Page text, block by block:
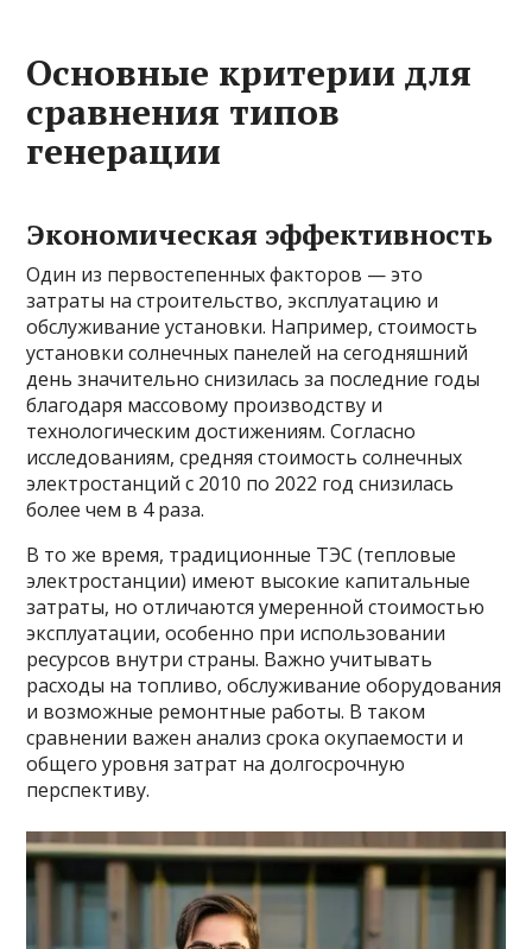
Основные критерии для
сравнения типов
генерации
Экономическая эффективность
Один из первостепенных факторов — это
затраты на строительство, эксплуатацию и
обслуживание установки. Например, стоимость
установки солнечных панелей на сегодняшний
день значительно снизилась за последние годы
благодаря массовому производству и
технологическим достижениям. Согласно
исследованиям, средняя стоимость солнечных
электростанций с 2010 по 2022 год снизилась
более чем в 4 раза.
В то же время, традиционные ТЭС (тепловые
электростанции) имеют высокие капитальные
затраты, но отличаются умеренной стоимостью
эксплуатации, особенно при использовании
ресурсов внутри страны. Важно учитывать
расходы на топливо, обслуживание оборудования
и возможные ремонтные работы. В таком
сравнении важен анализ срока окупаемости и
общего уровня затрат на долгосрочную
перспективу.